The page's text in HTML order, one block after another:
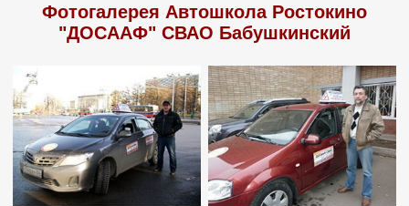
Фотогалерея Автошкола Ростокино
"ДОСААФ" СВАО Бабушкинский